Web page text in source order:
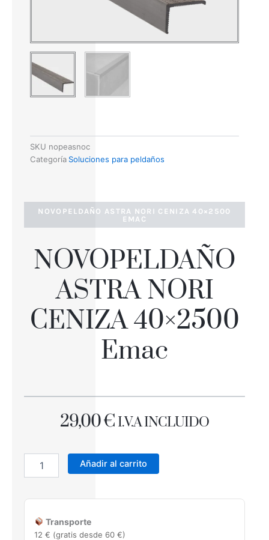
SKU nopeasnoc
Categoría Soluciones para peldaños
NOVOPELDAÑO ASTRA NORI CENIZA 40×2500
EMAC
NOVOPELDAÑO
ASTRA NORI
CENIZA 40×2500
Emac
29,00€ I.V.A INCLUIDO
NOVOPELDAÑO
ASTRA
NORI
40x2500
cantidad
Añadir al carrito
Transporte
12 € (gratis desde 60 €)